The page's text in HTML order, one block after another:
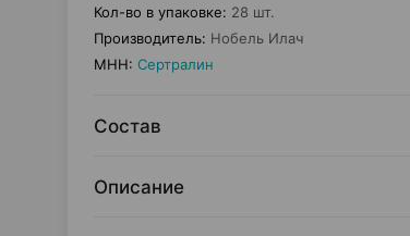
Кол-во в упаковке: 28 шт.
Производитель: Нобель Илач
МНН: Сертралин
Состав
Описание